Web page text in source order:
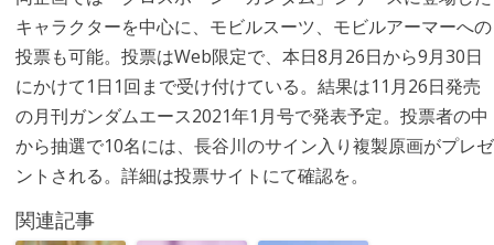
キャラクターを中心に、モビルスーツ、モビルアーマーへの
投票も可能。投票はWeb限定で、本日8月26日から9月30日
にかけて1日1回まで受け付けている。結果は11月26日発売
の月刊ガンダムエース2021年1月号で発表予定。投票者の中
から抽選で10名には、長谷川のサイン入り複製原画がプレゼ
ントされる。詳細は投票サイトにて確認を。
関連記事